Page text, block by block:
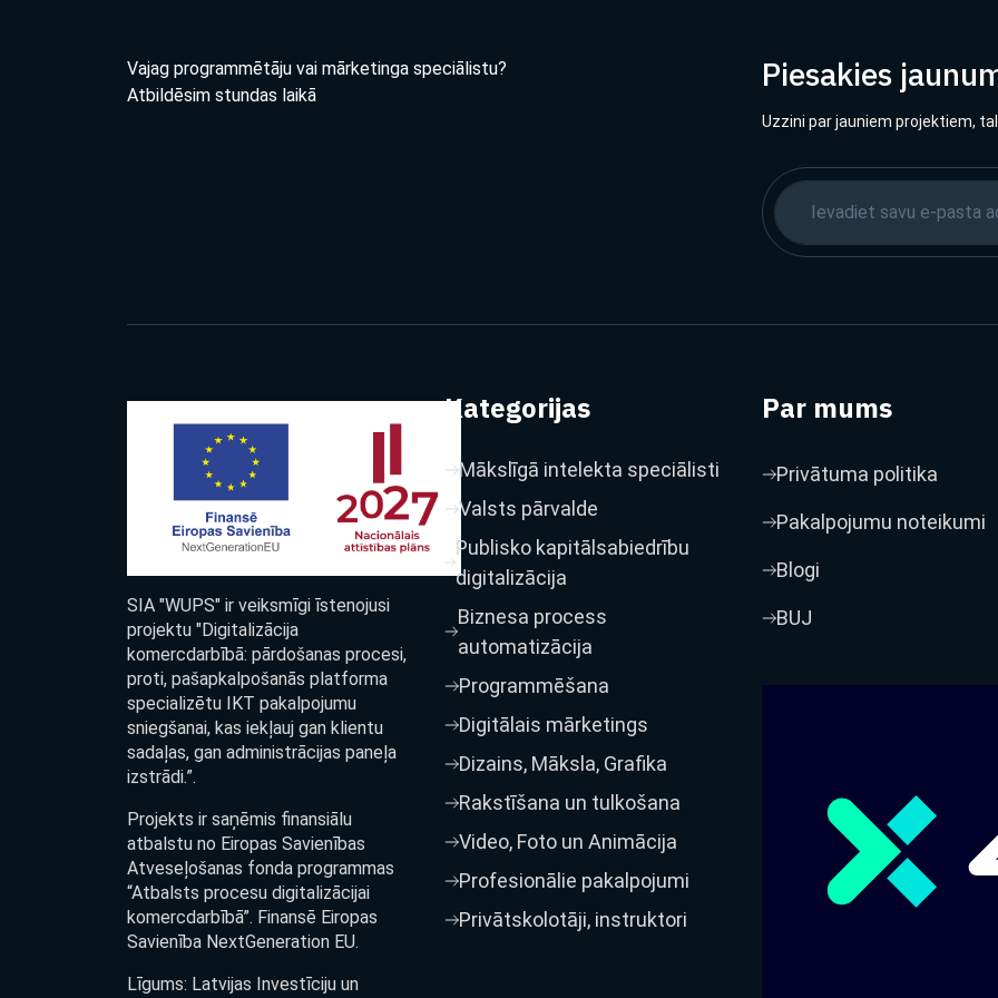
Vajag programmētāju vai mārketinga speciālistu?
Atbildēsim stundas laikā
Piesakies
Uzzini par jauniem projektiem,
SIA "WUPS" ir veiksmīgi īstenojusi
projektu "Digitalizācija
komercdarbībā: pārdošanas procesi,
proti, pašapkalpošanās platforma
specializētu IKT pakalpojumu
sniegšanai, kas iekļauj gan klientu
sadaļas, gan administrācijas paneļa
izstrādi.”.
Projekts ir saņēmis finansiālu
atbalstu no Eiropas Savienības
Atveseļošanas fonda programmas
“Atbalsts procesu digitalizācijai
komercdarbībā”. Finansē Eiropas
Savienība NextGeneration EU.
Līgums: Latvijas Investīciju un
Kategorijas
Mākslīgā intelekta speciālisti
Valsts pārvalde
Publisko kapitālsabiedrību
digitalizācija
Biznesa process
automatizācija
Programmēšana
Digitālais mārketings
Dizains, Māksla, Grafika
Rakstīšana un tulkošana
Video, Foto un Animācija
Profesionālie pakalpojumi
Privātskolotāji, instruktori
Par mums
Privātuma politika
Pakalpojumu noteikumi
Blogi
BUJ